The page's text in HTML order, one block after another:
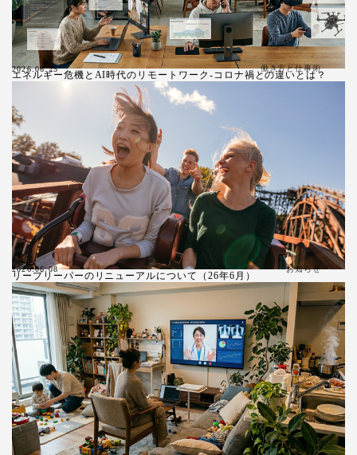
エネルギー危機とAI時代のリモートワーク-コロナ禍との違いとは？
2026.06.25 働き方と仕事術
リープリーパーのリニューアルについて（26年6月）
2026.06.08 お知らせ